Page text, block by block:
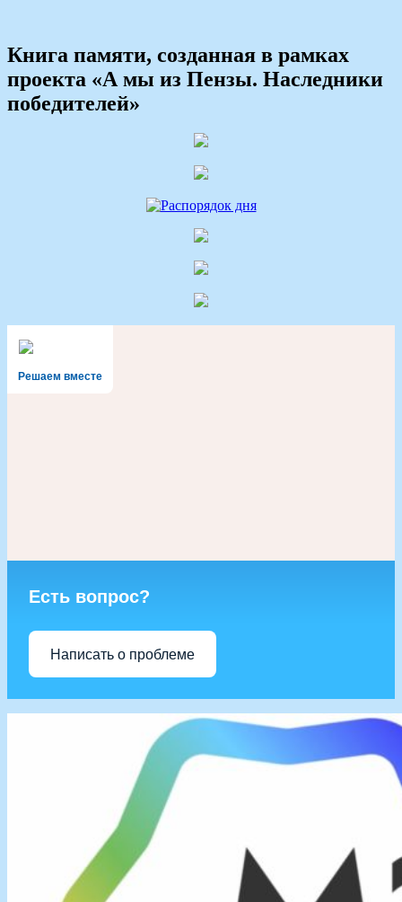
Книга памяти, созданная в рамках
проекта «А мы из Пензы. Наследники
победителей»
Решаем вместе
Есть вопрос?
Написать о проблеме